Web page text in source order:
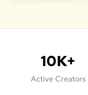
10K+
Active Creators